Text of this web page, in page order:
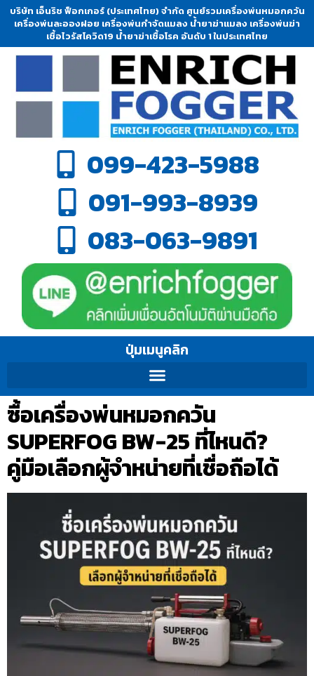
บริษัท เอ็นริช ฟ็อกเกอร์ (ประเทศไทย) จำกัด ศูนย์รวมเครื่องพ่นหมอกควัน
เครื่องพ่นละอองฝอย เครื่องพ่นกำจัดแมลง น้ำยาฆ่าแมลง เครื่องพ่นฆ่า
เชื้อไวรัสโควิด19 น้ำยาฆ่าเชื้อโรค อันดับ 1 ในประเทศไทย
099-423-5988
091-993-8939
083-063-9891
ปุ่มเมนูคลิก
ซื้อเครื่องพ่นหมอกควัน
SUPERFOG BW-25 ที่ไหนดี?
คู่มือเลือกผู้จำหน่ายที่เชื่อถือได้